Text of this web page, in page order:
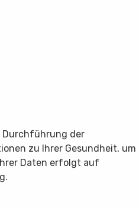
Durchführung der
zu Ihrer Gesundheit, um
Daten erfolgt auf